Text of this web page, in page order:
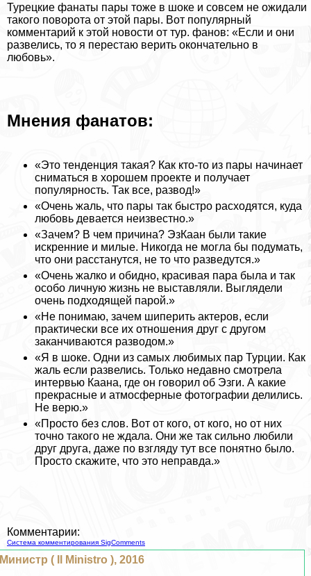
Турецкие фанаты пары тоже в шоке и совсем не ожидали
такого поворота от этой пары. Вот популярный
комментарий к этой новости от тур. фанов: «Если и они
развелись, то я перестаю верить окончательно в
любовь».
Мнения фанатов:
«Это тенденция такая? Как кто-то из пары начинает
сниматься в хорошем проекте и получает
популярность. Так все, развод!»
«Очень жаль, что пары так быстро расходятся, куда
любовь девается неизвестно.»
«Зачем? В чем причина? ЭзКаан были такие
искренние и милые. Никогда не могла бы подумать,
что они расстанутся, не то что разведутся.»
«Очень жалко и обидно, красивая пара была и так
особо личную жизнь не выставляли. Выглядели
очень подходящей парой.»
«Не понимаю, зачем шиперить актеров, если
пpaктически все их отношения друг с другом
заканчиваются разводом.»
«Я в шоке. Одни из самых любимых пар Турции. Как
жаль если развелись. Только недавно смотрела
интервью Каана, где он говорил об Эзги. А какие
прекрасные и атмосферные фотографии делились.
Не верю.»
«Просто без слов. Вот от кого, от кого, но от них
точно такого не ждала. Они же так сильно любили
друг друга, даже по взгляду тут все понятно было.
Просто скажите, что это неправда.»
Комментарии:
Система комментирования SigComments
Министр ( Il Ministro ), 2016